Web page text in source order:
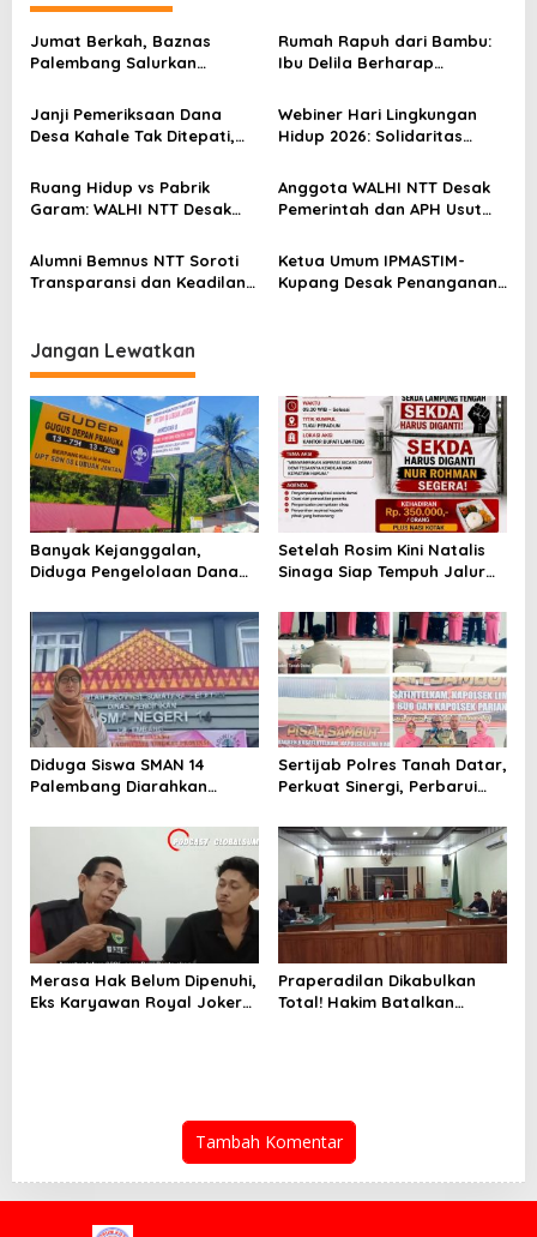
a
s
i
p
o
s
Jumat Berkah, Baznas
Palembang Salurkan
Kertapati
Rumah Rapuh dari Bambu:
Ibu Delila Berharap
Dinas Sosial
Janji Pemeriksaan Dana
Desa Kahale Tak Ditepati,
Keseriusan Kejati NTT
Webiner Hari Lingkungan
Hidup 2026: Solidaritas
Soroti Dampak Krisis Iklim
dan Ruang hidup di NTT
Ruang Hidup vs Pabrik
Garam: WALHI NTT Desak
Ndao Berubah Permanen
Anggota WALHI NTT Desak
Pemerintah dan APH Usut
Kayu Sonokeling Ilegal di
TTU
Alumni Bemnus NTT Soroti
Transparansi dan Keadilan
Unkriswina Sumba
Ketua Umum IPMASTIM-
Kupang Desak Penanganan
Jangan Lewatkan
Banyak Kejanggalan,
Diduga Pengelolaan Dana
Lintau Buo Utara Disorot
Keras
Setelah Rosim Kini Natalis
Sinaga Siap Tempuh Jalur
Dicatut dalam Sebuah
Poster Aksi
Diduga Siswa SMAN 14
Palembang Diarahkan
Mandiri, Penggunaan Dana
BOS dan Kebijakan SPP
Dipertanyakan
Sertijab Polres Tanah Datar,
Perkuat Sinergi, Perbarui
Pelayanan Lebih Baik
Merasa Hak Belum Dipenuhi,
Eks Karyawan Royal Joker
Praperadilan Dikabulkan
Total! Hakim Batalkan
Tambah Komentar